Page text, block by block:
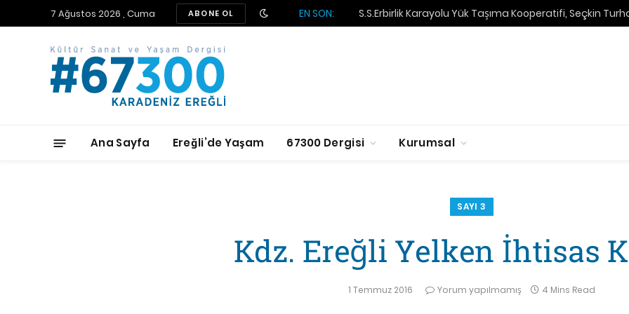
7 Ağustos 2026 , Cuma ABONE OL EN SON: S.S.Erbirlik Karayolu Yük Taşıma Kooperatifi, Seçkin
Ana Sayfa Ereğli’de Yaşam 67300 Dergisi Kurumsal
SAYI 3
Kdz. Ereğli Yelken İhtisas
1 Temmuz 2016 Yorum yapılmamış 4 Mins Read